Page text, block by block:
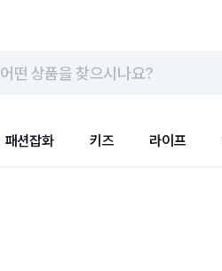
어떤 상품을 찾으시나요?
패션잡화 키즈 라이프